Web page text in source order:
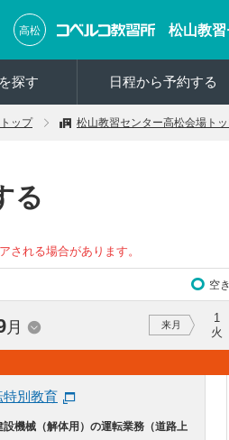
高松 松山教
探す 日程から予約する
ップ 松山教習センター高松会場ト
る
される場合があります。
空
月 来月
1
火
特別教育
機械（解体用）の運転業務（道路上